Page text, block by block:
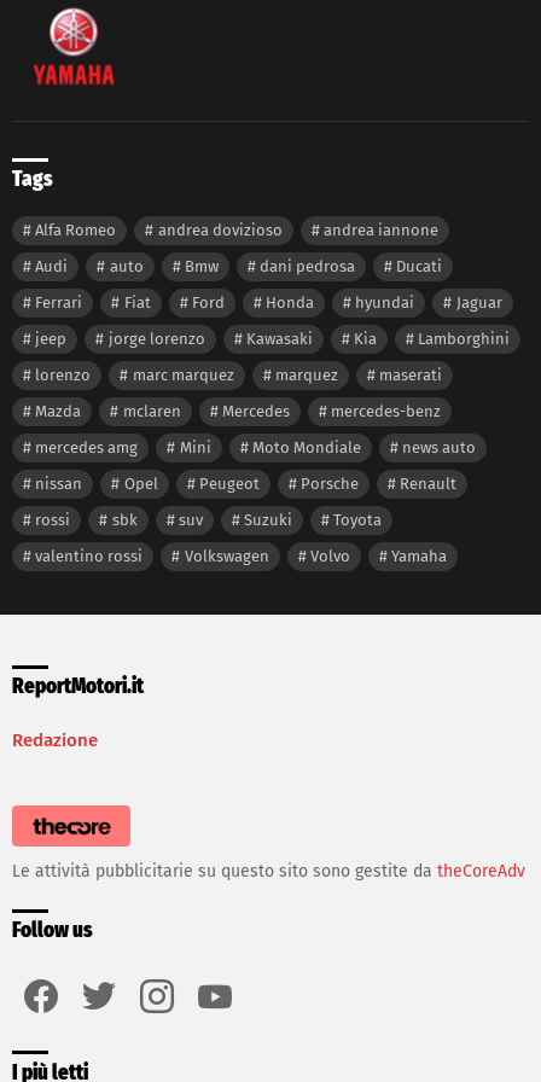
Tags
Alfa Romeo andrea dovizioso
andrea iannone
Audi
auto Bmw dani pedrosa
Ducati
Ferrari
Fiat Ford Honda hyundai
Jaguar
jeep
jorge lorenzo Kawasaki Kia
Lamborghini
lorenzo
marc marquez marquez
maserati
Mazda
mclaren Mercedes
mercedes-benz
mercedes amg
Mini Moto Mondiale
news auto
nissan
Opel Peugeot Porsche
Renault
rossi
sbk suv Suzuki
Toyota
valentino rossi
Volkswagen Volvo Yamaha
ReportMotori.it
Redazione
Le attività pubblicitarie su questo sito sono gestite da theCoreAdv
Follow us
I più letti